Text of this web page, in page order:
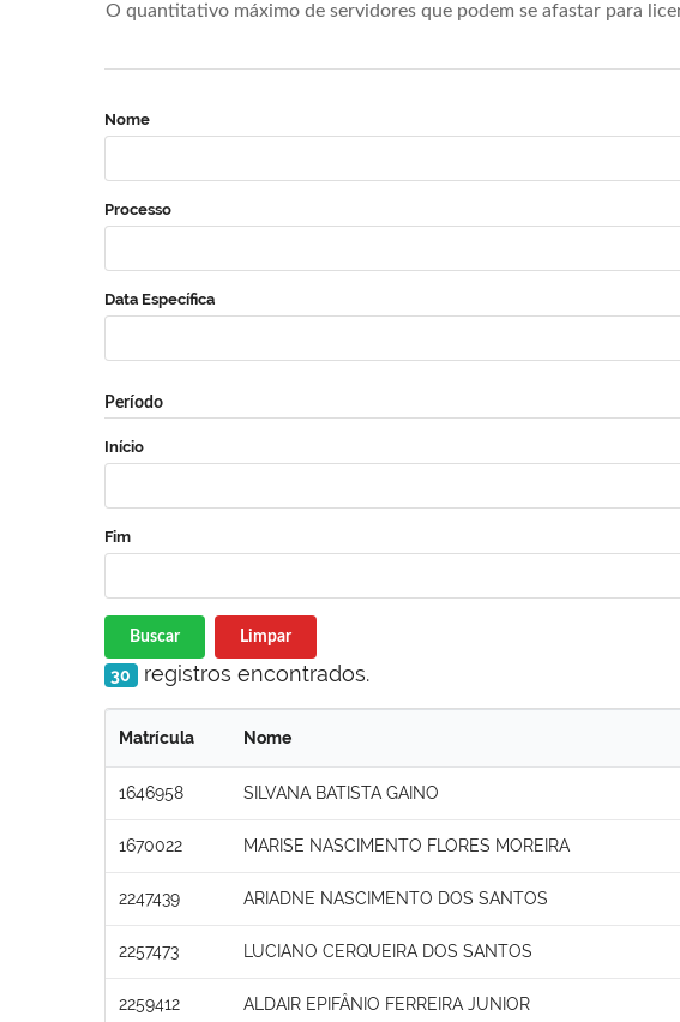
O quantitativo máximo de servidores que podem se afastar para
Nome
Processo
Data Específica
Período
Início
Fim
Buscar Limpar
30 registros encontrados.
Matrícula Nome
1646958 SILVANA BATISTA GAINO
1670022 MARISE NASCIMENTO FLORES MOREIRA
2247439 ARIADNE NASCIMENTO DOS SANTOS
2257473 LUCIANO CERQUEIRA DOS SANTOS
2259412 ALDAIR EPIFÂNIO FERREIRA JUNIOR